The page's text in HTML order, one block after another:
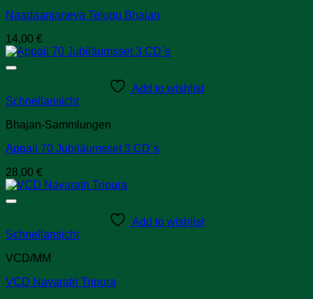
Naadaanjaneya Telugu Bhajan
14,00 €
Add to wishlist
Schnellansicht
Bhajan-Sammlungen
Appaji 70 Jubiläumsset 3 CD´s
28,00 €
Add to wishlist
Schnellansicht
VCD/MM
VCD Navaratri Tripura